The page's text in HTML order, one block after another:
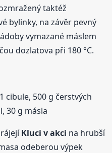
taktéž
bylinky, na závěr pevný
vymazané máslem
dozlatova při 180 °C.
cibule, 500 g čerstvých
30 g másla
Kluci v akci na hrubší
odeberou výpek